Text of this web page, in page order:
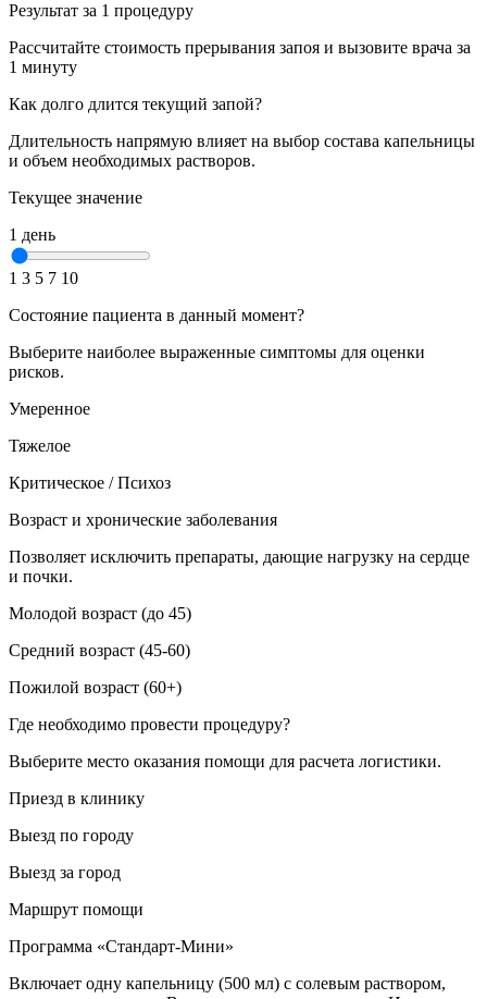
Результат за 1 процедуру
Рассчитайте стоимость прерывания запоя и вызовите врача за
1 минуту
Как долго длится текущий запой?
Длительность напрямую влияет на выбор состава капельницы
и объем необходимых растворов.
Текущее значение
1 день
1 3 5 7 10
Состояние пациента в данный момент?
Выберите наиболее выраженные симптомы для оценки
рисков.
Умеренное
Тяжелое
Критическое / Психоз
Возраст и хронические заболевания
Позволяет исключить препараты, дающие нагрузку на сердце
и почки.
Молодой возраст (до 45)
Средний возраст (45-60)
Пожилой возраст (60+)
Где необходимо провести процедуру?
Выберите место оказания помощи для расчета логистики.
Приезд в клинику
Выезд по городу
Выезд за город
Маршрут помощи
Программа «Стандарт-Мини»
Включает одну капельницу (500 мл) с солевым раствором,